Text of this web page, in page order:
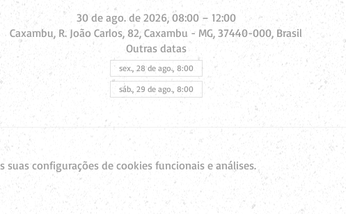
30 de ago. de 2026, 08:00 – 12:00
Caxambu, R. João Carlos, 82, Caxambu - MG, 37440-000, Brasil
Outras datas
sex., 28 de ago., 8:00
sáb., 29 de ago., 8:00
suas configurações de cookies funcionais e análises.